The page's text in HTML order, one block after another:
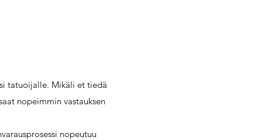
tatuoijalle. Mikäli et tiedä
nopeimmin vastauksen
nopeutuu